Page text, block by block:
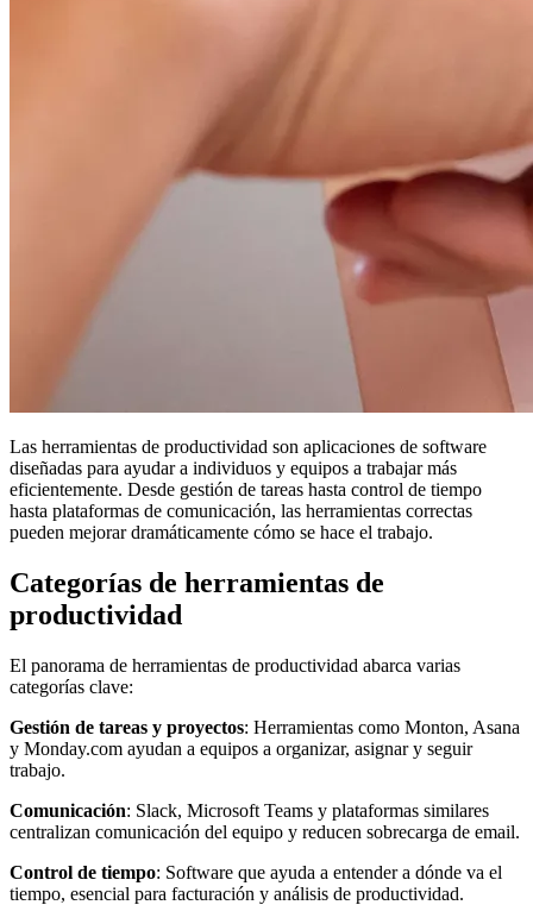
Las herramientas de productividad son aplicaciones de software
diseñadas para ayudar a individuos y equipos a trabajar más
eficientemente. Desde gestión de tareas hasta control de tiempo
hasta plataformas de comunicación, las herramientas correctas
pueden mejorar dramáticamente cómo se hace el trabajo.
Categorías de herramientas de
productividad
El panorama de herramientas de productividad abarca varias
categorías clave:
Gestión de tareas y proyectos: Herramientas como Monton, Asana
y Monday.com ayudan a equipos a organizar, asignar y seguir
trabajo.
Comunicación: Slack, Microsoft Teams y plataformas similares
centralizan comunicación del equipo y reducen sobrecarga de email.
Control de tiempo: Software que ayuda a entender a dónde va el
tiempo, esencial para facturación y análisis de productividad.